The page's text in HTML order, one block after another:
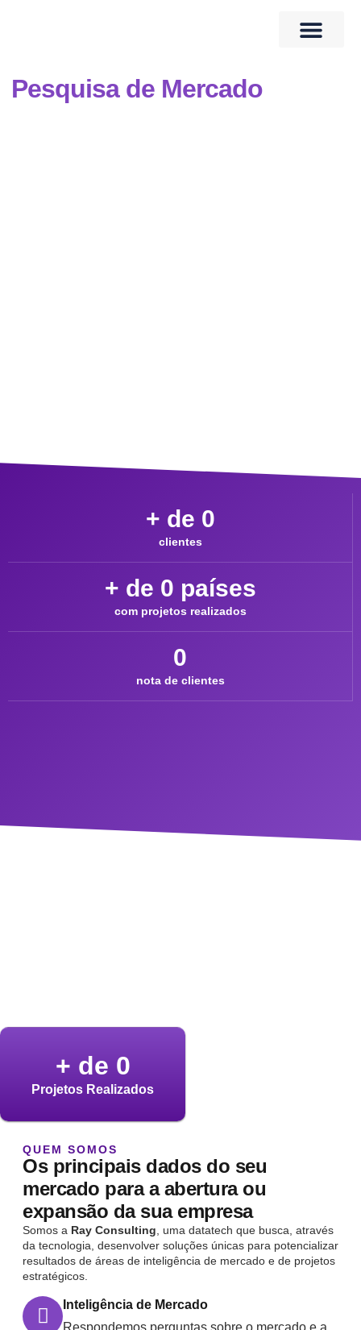
Pesquisa de Mercado
clientes
+ de 0
com projetos realizados
+ de 0 países
nota de clientes
0
Projetos Realizados
+ de 0
QUEM SOMOS
Os principais dados do seu
mercado para a abertura ou
expansão da sua empresa
Somos a Ray Consulting , uma datatech que busca, através
da tecnologia, desenvolver soluções únicas para potencializar
resultados de áreas de inteligência de mercado e de projetos
estratégicos.
Inteligência de Mercado
Respondemos perguntas sobre o mercado e a